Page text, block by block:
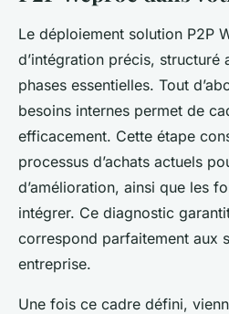
Le déploiement solution P2P
d’intégration précis, structuré
phases essentielles. Tout
besoins internes permet de
efficacement. Cette étape
processus d’achats actuels
d’amélioration, ainsi que les
intégrer. Ce diagnostic
correspond parfaitement aux
entreprise.
Une fois ce cadre défini,